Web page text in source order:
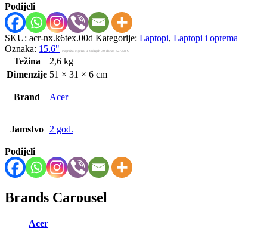
Podijeli
SKU: acr-nx.k6tex.00d Kategorije: Laptopi, Laptopi i oprema
Oznaka: 15.6" Najniža cijena u zadnjih 30 dana: 827,58 €
Težina
2,6 kg
Dimenzije 51 × 31 × 6 cm
Brand Acer
Jamstvo 2 god.
Podijeli
Brands Carousel
Acer